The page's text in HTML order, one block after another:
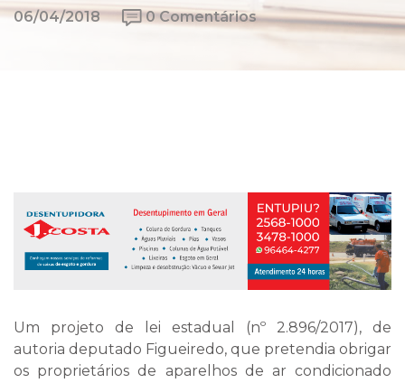
06/04/2018 0 Comentários
Um projeto de lei estadual (nº 2.896/2017), de
autoria deputado Figueiredo, que pretendia obrigar
os proprietários de aparelhos de ar condicionado